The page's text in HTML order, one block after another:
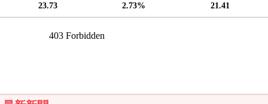
23.73 2.73% 21.41